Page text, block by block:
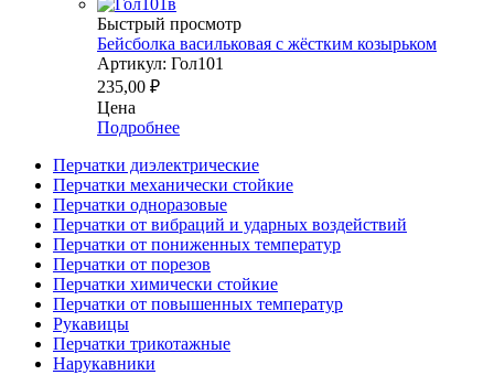
Быстрый просмотр
Бейсболка васильковая с жёстким козырьком
Артикул: Гол101
235,00 ₽
Цена
Подробнее
Перчатки диэлектрические
Перчатки механически стойкие
Перчатки одноразовые
Перчатки от вибраций и ударных воздействий
Перчатки от пониженных температур
Перчатки от порезов
Перчатки химически стойкие
Перчатки от повышенных температур
Рукавицы
Перчатки трикотажные
Нарукавники